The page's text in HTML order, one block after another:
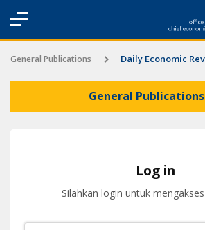
General Publications Daily Economic
General Publications
Log in
Silahkan login untuk